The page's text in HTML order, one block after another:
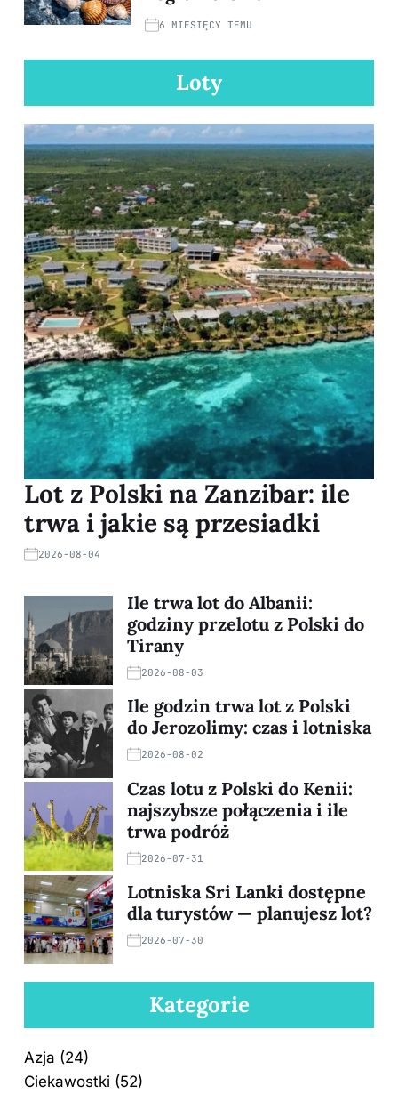
6 MIESIĘCY TEMU
Loty
Lot z Polski na Zanzibar: ile
trwa i jakie są przesiadki
2026-08-04
Ile trwa lot do Albanii:
godziny przelotu z Polski do
Tirany
2026-08-03
Ile godzin trwa lot z Polski
do Jerozolimy: czas i lotniska
2026-08-02
Czas lotu z Polski do Kenii:
najszybsze połączenia i ile
trwa podróż
2026-07-31
Lotniska Sri Lanki dostępne
dla turystów — planujesz lot?
2026-07-30
Kategorie
Azja (24)
Ciekawostki (52)